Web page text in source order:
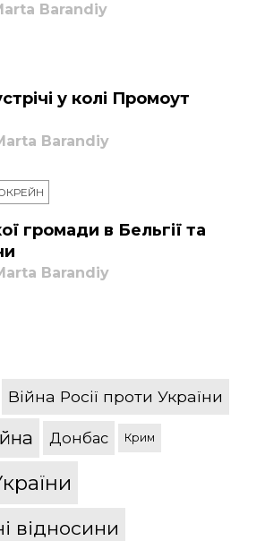
Barandiy
у колі Промоут
Barandiy
громади в Бельгії та
Barandiy
Війна Росії проти України
Донбас Крим
відносини